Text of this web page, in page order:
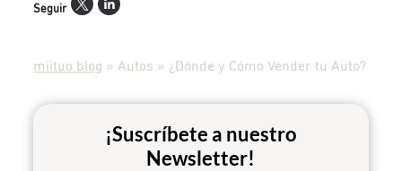
Seguir
miituo blog » Autos » ¿Dónde y Cómo Vender tu Auto?
¡Suscríbete a nuestro
Newsletter!